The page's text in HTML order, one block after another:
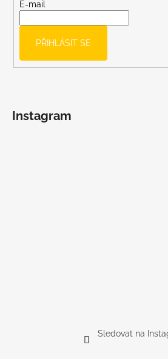
E-mail
PŘIHLÁSIT SE
Instagram
Sledovat na